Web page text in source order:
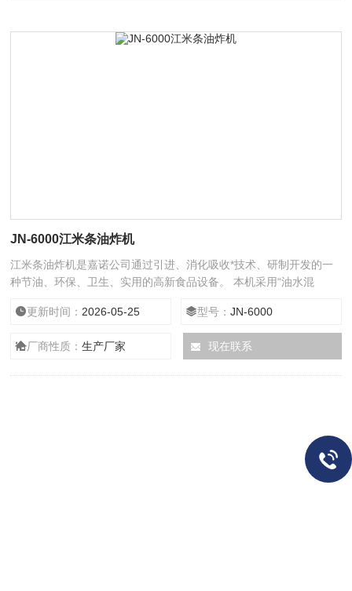
JN-6000江米条油炸机
江米条油炸机是嘉诺公司通过引进、消化吸收*技术、研制开发的一
种节油、环保、卫生、实用的高新食品设备。 本机采用“油水混
从根本上解除了传统油炸机的弊端，进而引导了新世纪的饮食新时
尚，本系列产品的问世被同行业认定为油炸设备的一次革命。
更新时间： 2026-05-25 型号：JN-6000
厂商性质：生产厂家 现在联系